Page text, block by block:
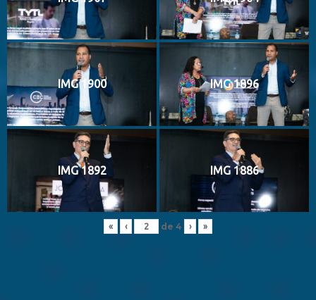
IMG 1900 IMG 1896
IMG 1892 IMG 1886
« ‹ de 4 › »